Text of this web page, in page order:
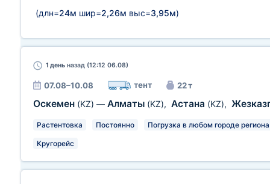
(длн=24м шир=2,26м выс=3,95м)
1 день назад (12:12 06.08)
07.08–10.08 тент 22 т
Оскемен (KZ) — Алматы (KZ), Астана (KZ),
Растентовка Постоянно Погрузка в любом городе региона
Кругорейс